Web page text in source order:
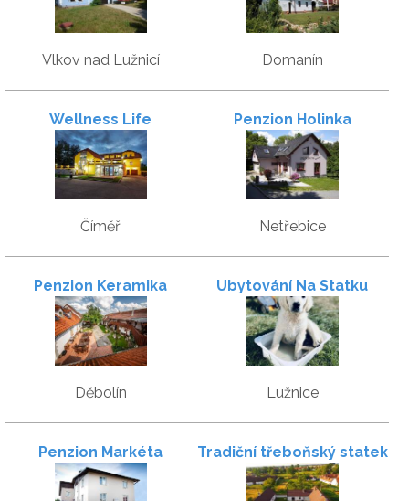
Vlkov nad Lužnicí Domanín
Wellness Life
Číměř
Penzion Holinka
Netřebice
Penzion Keramika
Děbolín
Ubytování Na Statku
Lužnice
Penzion Markéta
Tradiční třeboňský statek
u Šafářů